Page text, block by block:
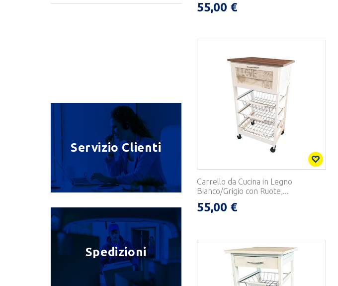
Servizio Clienti
Spedizioni
55,00 €
Carrello da Cucina in Legno
Bianco/Grigio con Ruote,...
55,00 €